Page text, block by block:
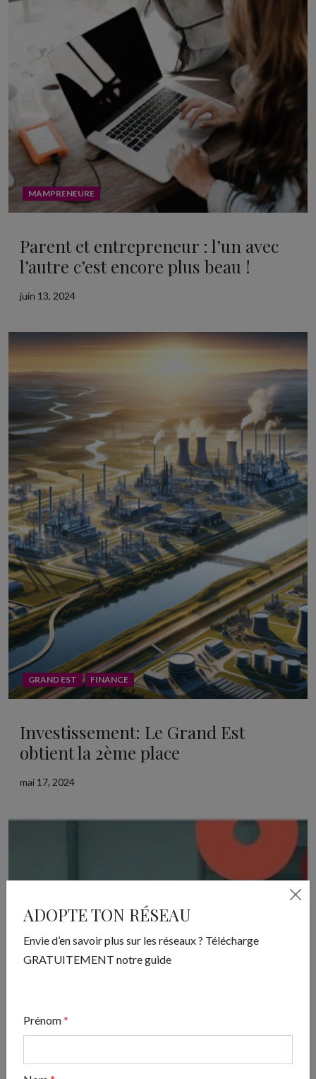
ADOPTE TON RÉSEAU
Envie d’en savoir plus sur les réseaux ? Télécharge
GRATUITEMENT notre guide
Prénom*
MAMPRENEURE
Parent et entrepreneur : l’un avec
l’autre c’est encore plus beau !
juin 13, 2024
GRAND EST FINANCE
Investissement: Le Grand Est
obtient la 2ème place
mai 17, 2024